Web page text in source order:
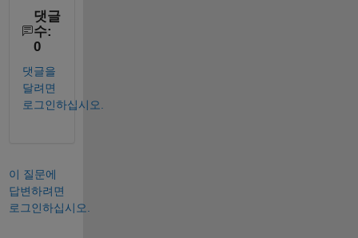
댓글
수:
0
댓글을
달려면
로그인하십시오.
이 질문에
답변하려면
로그인하십시오.